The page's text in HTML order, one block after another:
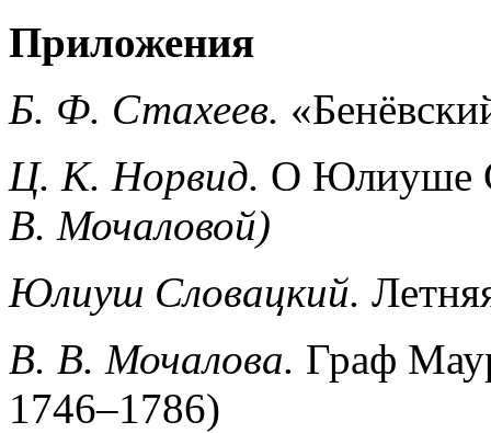
Приложения
Б. Ф. Стахеев.
Ц. К. Норвид. О Юлиуше
В. Мочаловой)
Юлиуш Словацкий.
В. В. Мочалова. Граф
1746–1786)